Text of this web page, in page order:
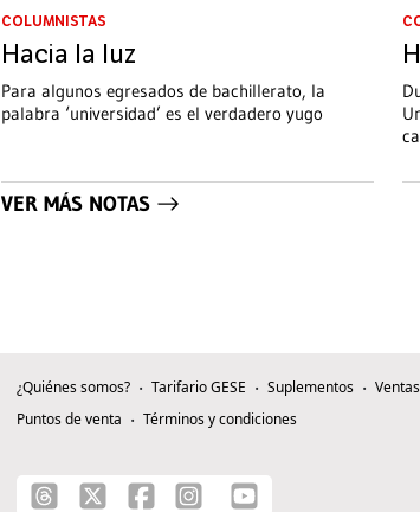
COLUMNISTAS
Hacia la luz
Para algunos egresados de bachillerato, la
palabra ‘universidad’ es el verdadero yugo
VER MÁS NOTAS
¿Quiénes somos? Tarifario GESE Suplementos Ventas
Puntos de venta
Términos y condiciones